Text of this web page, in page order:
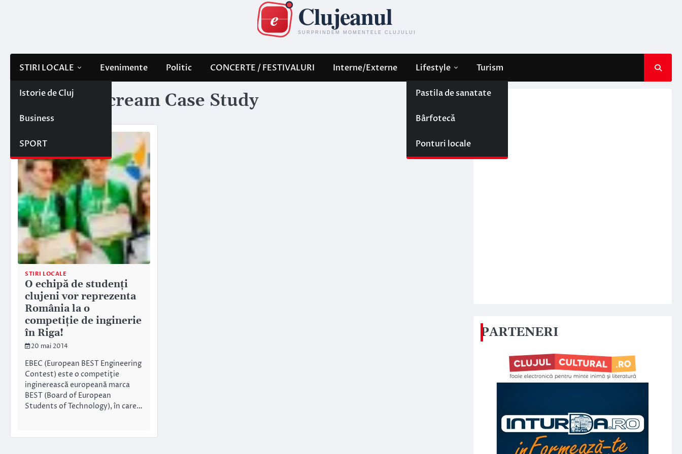
STIRI LOCALE
Istorie de Cluj
Business
SPORT
Evenimente Politic CONCERTE / FESTIVALURI Interne/Externe Lifestyle
Pastila de sanatate
Bârfotecă
Ponturi locale
Turism
Etichetă: iScream Case Study
STIRI LOCALE
O echipă de studenţi
clujeni vor reprezenta
România la o
competiţie de inginerie
în Riga!
20 mai 2014
EBEC (European BEST Engineering
Contest) este o competiţie
inginerească europeană marca
BEST (Board of European
Students of Technology), în care…
PARTENERI